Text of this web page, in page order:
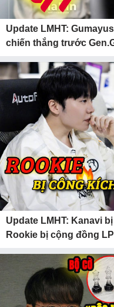
Update LMHT:
chiến thắng trước
Update LMHT: Kanavi
Rookie bị cộng đồng